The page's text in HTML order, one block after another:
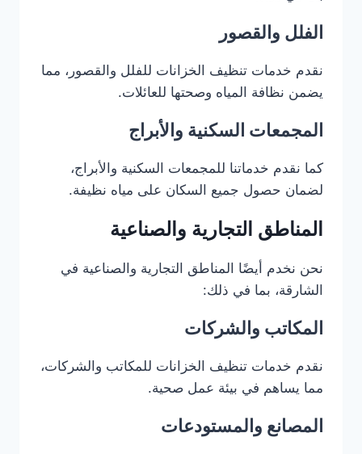
الفلل والقصور
نقدم خدمات تنظيف الخزانات للفلل والقصور، مما
يضمن نظافة المياه وصحتها للعائلات.
المجمعات السكنية والأبراج
كما نقدم خدماتنا للمجمعات السكنية والأبراج،
لضمان حصول جميع السكان على مياه نظيفة.
المناطق التجارية والصناعية
نحن نخدم أيضًا المناطق التجارية والصناعية في
الشارقة، بما في ذلك:
المكاتب والشركات
نقدم خدمات تنظيف الخزانات للمكاتب والشركات،
مما يساهم في بيئة عمل صحية.
المصانع والمستودعات